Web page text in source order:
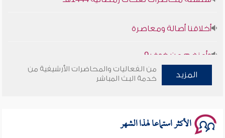
سلسلة محاضرات نفحات رمضانية 1444هـ
المزيد
من الفعاليات والمحاضرات الأرشيفية من
خدمة البث المباشر
الأكثر استماعا لهذا الشهر